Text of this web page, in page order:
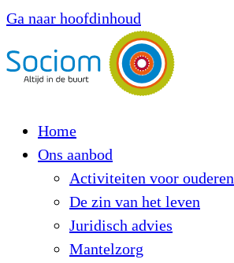
Ga naar hoofdinhoud
Home
Ons aanbod
Activiteiten voor ouderen
De zin van het leven
Juridisch advies
Mantelzorg